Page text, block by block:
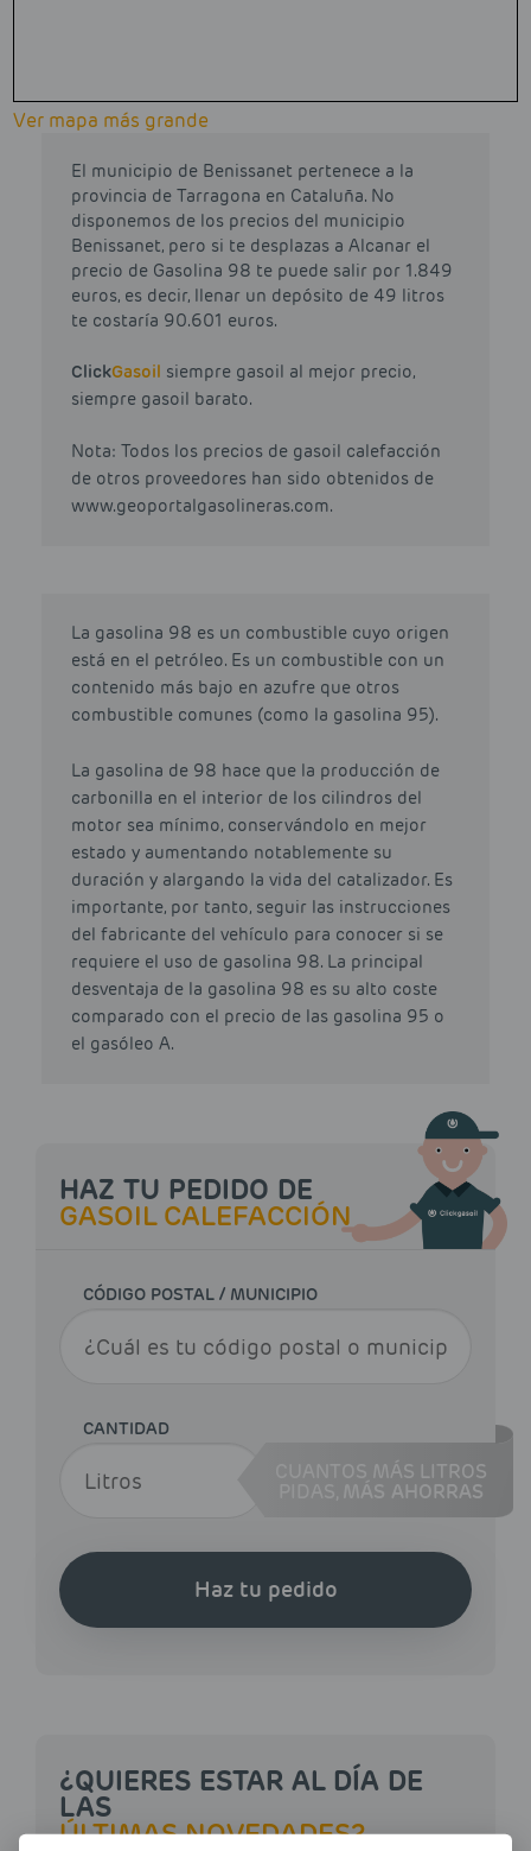
Ver mapa más grande
El municipio de Benissanet pertenece a la
provincia de Tarragona en Cataluña. No
disponemos de los precios del municipio
Benissanet, pero si te desplazas a Alcanar el
precio de Gasolina 98 te puede salir por 1.849
euros, es decir, llenar un depósito de 49 litros
te costaría 90.601 euros.
ClickGasoil siempre gasoil al mejor precio,
siempre gasoil barato.
Nota: Todos los precios de gasoil calefacción
de otros proveedores han sido obtenidos de
www.geoportalgasolineras.com.
La gasolina 98 es un combustible cuyo origen
está en el petróleo. Es un combustible con un
contenido más bajo en azufre que otros
combustible comunes (como la gasolina 95).
La gasolina de 98 hace que la producción de
carbonilla en el interior de los cilindros del
motor sea mínimo, conservándolo en mejor
estado y aumentando notablemente su
duración y alargando la vida del catalizador. Es
importante, por tanto, seguir las instrucciones
del fabricante del vehículo para conocer si se
requiere el uso de gasolina 98. La principal
desventaja de la gasolina 98 es su alto coste
comparado con el precio de las gasolina 95 o
el gasóleo A.
HAZ TU PEDIDO DE
GASOIL CALEFACCIÓN
CÓDIGO POSTAL / MUNICIPIO
CANTIDAD
CUANTOS MÁS LITROS
MÁS AHORRAS
Haz tu pedido
¿QUIERES ESTAR AL DÍA DE
LAS
ÚLTIMAS NOVEDADES?